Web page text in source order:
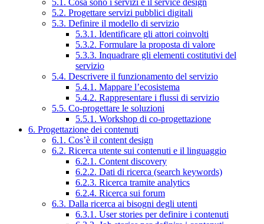
5.2. Progettare servizi pubblici digitali
5.3. Definire il modello di servizio
5.3.1. Identificare gli attori coinvolti
5.3.2. Formulare la proposta di valore
5.3.3. Inquadrare gli elementi costitutivi del
servizio
5.4. Descrivere il funzionamento del servizio
5.4.1. Mappare l’ecosistema
5.4.2. Rappresentare i flussi di servizio
5.5. Co-progettare le soluzioni
5.5.1. Workshop di co-progettazione
6. Progettazione dei contenuti
6.1. Cos’è il content design
6.2. Ricerca utente sui contenuti e il linguaggio
6.2.1. Content discovery
6.2.2. Dati di ricerca (search keywords)
6.2.3. Ricerca tramite analytics
6.2.4. Ricerca sui forum
6.3. Dalla ricerca ai bisogni degli utenti
6.3.1. User stories per definire i contenuti